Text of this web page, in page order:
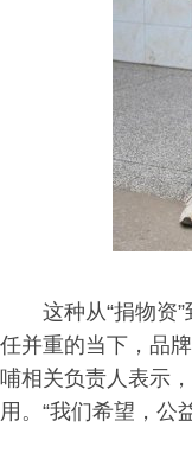
这种从“捐物资
任并重的当下，品
哺相关负责人表示
用。“我们希望，公